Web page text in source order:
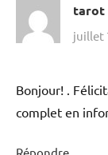
tarot
juillet
Bonjour! .
complet en